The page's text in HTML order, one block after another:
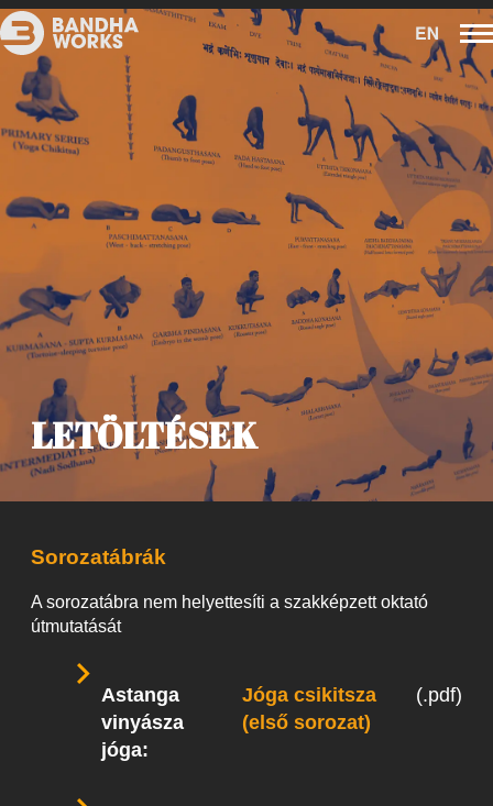
LETÖLTÉSEK
Sorozatábrák
A sorozatábra nem helyettesíti a szakképzett oktató
útmutatását
Astanga
vinyásza
jóga:
Jóga csikitsza
(első sorozat)
(.pdf)